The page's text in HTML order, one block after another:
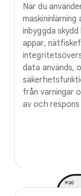
När du
inbyggda
appar,
data används,
från varningar
av och